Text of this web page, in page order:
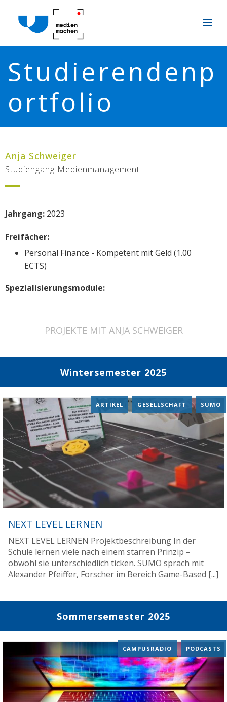
Studierendenp
ortfolio
Anja Schweiger
Studiengang Medienmanagement
Jahrgang: 2023
Freifächer:
Personal Finance - Kompetent mit Geld (1.00
ECTS)
Spezialisierungsmodule:
PROJEKTE MIT ANJA SCHWEIGER
Wintersemester 2025
NEXT LEVEL LERNEN
ARTIKEL , GESELLSCHAFT , SUMO
NEXT LEVEL LERNEN Projektbeschreibung In der
Schule lernen viele nach einem starren Prinzip –
obwohl sie unterschiedlich ticken. SUMO sprach mit
Alexander Pfeiffer, Forscher im Bereich Game-Based [...]
Sommersemester 2025
CAMPUSRADIO , PODCASTS